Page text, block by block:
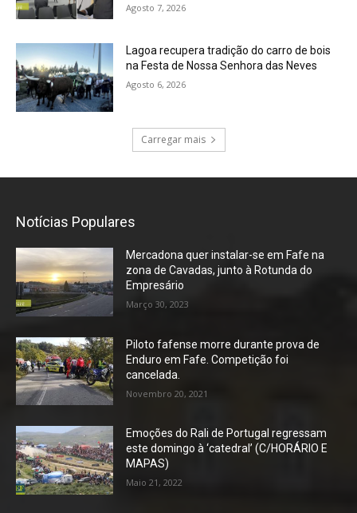
Agosto 7, 2026
Lagoa recupera tradição do carro de bois
na Festa de Nossa Senhora das Neves
Agosto 6, 2026
Carregar mais
Notícias Populares
Mercadona quer instalar-se em Fafe na
zona de Cavadas, junto à Rotunda do
Empresário
Março 30, 2023
Piloto fafense morre durante prova de
Enduro em Fafe. Competição foi
cancelada.
Novembro 20, 2021
Emoções do Rali de Portugal regressam
este domingo à ‘catedral’ (C/HORÁRIO E
MAPAS)
Maio 21, 2022